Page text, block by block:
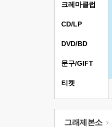
크레마클럽
CD/LP
DVD/BD
문구/GIFT
티켓
그래제본소